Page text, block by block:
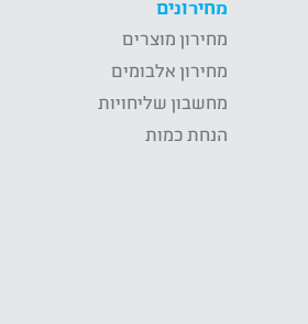
מחירונים
מחירון מוצרים
מחירון אלבומים
מחשבון שליחויות
הנחת כמות